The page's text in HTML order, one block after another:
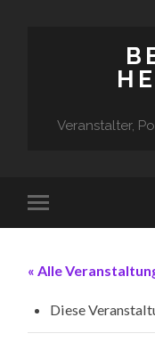
Veranstalter,
« Alle
Diese